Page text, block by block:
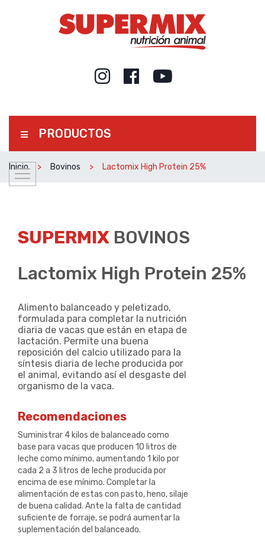
PRODUCTOS
Inicio Bovinos Lactomix High Protein 25%
SUPERMIX BOVINOS
Lactomix High Protein 25%
Alimento balanceado y peletizado,
formulada para completar la nutrición
diaria de vacas que están en etapa de
lactación. Permite una buena
reposición del calcio utilizado para la
síntesis diaria de leche producida por
el animal, evitando así el desgaste del
organismo de la vaca.
Recomendaciones
Suministrar 4 kilos de balanceado como
base para vacas que producen 10 litros de
leche como mínimo, aumentando 1 kilo por
cada 2 a 3 litros de leche producida por
encima de ese mínimo. Completar la
alimentación de estas con pasto, heno, silaje
de buena calidad. Ante la falta de cantidad
suficiente de forraje, se podrá aumentar la
suplementación del balanceado.